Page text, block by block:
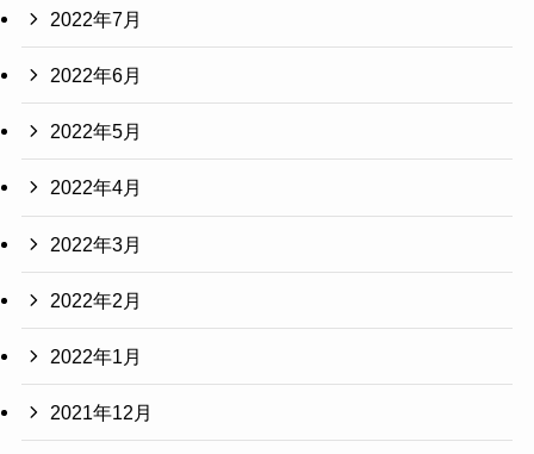
2022年7月
2022年6月
2022年5月
2022年4月
2022年3月
2022年2月
2022年1月
2021年12月